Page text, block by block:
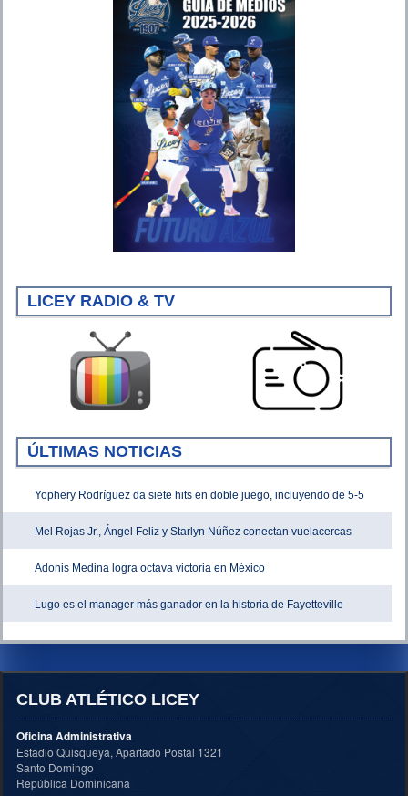
LICEY RADIO & TV
ÚLTIMAS NOTICIAS
Yophery Rodríguez da siete hits en doble juego, incluyendo de 5-5
Mel Rojas Jr., Ángel Feliz y Starlyn Núñez conectan vuelacercas
Adonis Medina logra octava victoria en México
Lugo es el manager más ganador en la historia de Fayetteville
CLUB ATLÉTICO LICEY
Oficina Administrativa
Estadio Quisqueya, Apartado Postal 1321
Santo Domingo
República Dominicana